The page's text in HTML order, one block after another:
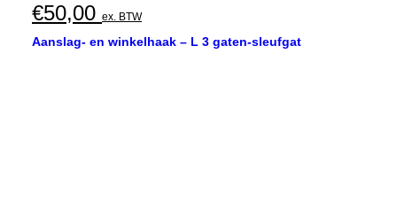
€50,00 ex. BTW
Aanslag- en winkelhaak – L 3 gaten-sleufgat